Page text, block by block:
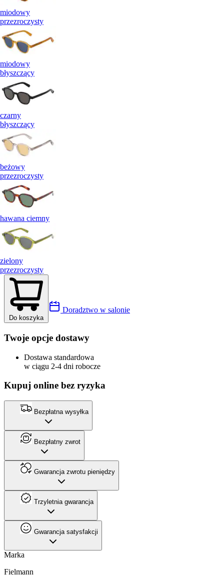
miodowy
przezroczysty
miodowy
błyszczący
czarny
błyszczący
beżowy
przezroczysty
hawana ciemny
zielony
przezroczysty
Do koszyka
Doradztwo w salonie
Twoje opcje dostawy
Dostawa standardowa
w ciągu 2-4 dni robocze
Kupuj online bez ryzyka
Bezpłatna wysyłka
Bezpłatny zwrot
Gwarancja zwrotu pieniędzy
Trzyletnia gwarancja
Gwarancja satysfakcji
Marka
Fielmann